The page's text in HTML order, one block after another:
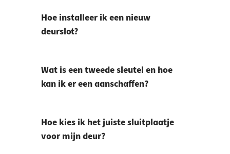
Hoe installeer ik een nieuw
deurslot?
Wat is een tweede sleutel en hoe
kan ik er een aanschaffen?
Hoe kies ik het juiste sluitplaatje
voor mijn deur?